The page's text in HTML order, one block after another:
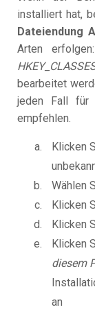
installiert hat,
Dateiendung
Arten
bearbeitet
jeden Fall für
empfehlen.
Klicken
Wählen
Klicken
Klicken
Klicken
diesem
an